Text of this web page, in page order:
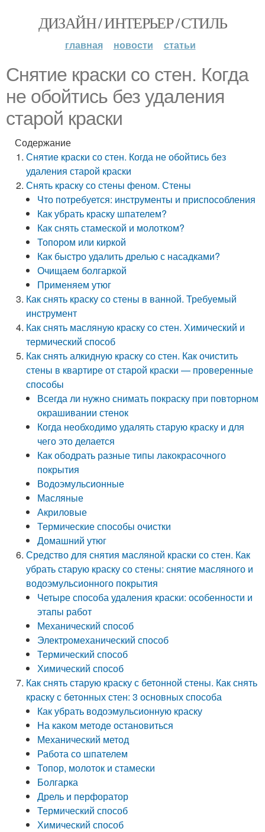
ДИЗАЙН / ИНТЕРЬЕР / СТИЛЬ
главная новости статьи
Снятие краски со стен. Когда
не обойтись без удаления
старой краски
Содержание
Снятие краски со стен. Когда не обойтись без
удаления старой краски
Снять краску со стены феном. Стены
Что потребуется: инструменты и приспособления
Как убрать краску шпателем?
Как снять стамеской и молотком?
Топором или киркой
Как быстро удалить дрелью с насадками?
Очищаем болгаркой
Применяем утюг
Как снять краску со стены в ванной. Требуемый
инструмент
Как снять масляную краску со стен. Химический и
термический способ
Как снять алкидную краску со стен. Как очистить
стены в квартире от старой краски — проверенные
способы
Всегда ли нужно снимать покраску при повторном
окрашивании стенок
Когда необходимо удалять старую краску и для
чего это делается
Как ободрать разные типы лакокрасочного
покрытия
Водоэмульсионные
Масляные
Акриловые
Термические способы очистки
Домашний утюг
Средство для снятия масляной краски со стен. Как
убрать старую краску со стены: снятие масляного и
водоэмульсионного покрытия
Четыре способа удаления краски: особенности и
этапы работ
Механический способ
Электромеханический способ
Термический способ
Химический способ
Как снять старую краску с бетонной стены. Как снять
краску с бетонных стен: 3 основных способа
Как убрать водоэмульсионную краску
На каком методе остановиться
Механический метод
Работа со шпателем
Топор, молоток и стамески
Болгарка
Дрель и перфоратор
Термический способ
Химический способ